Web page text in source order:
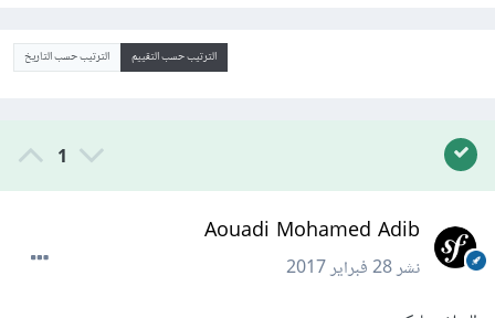
الترتيب حسب التقييم الترتيب حسب التاريخ
1
Aouadi Mohamed Adib
نشر28 فبراير 2017